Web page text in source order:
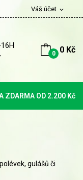
Váš účet expand_more
0 0 Kč
ZDARMA OD 2.200 Kč
gulášů či